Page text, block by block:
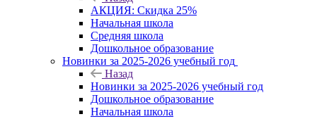
АКЦИЯ: Скидка 25%
Начальная школа
Средняя школа
Дошкольное образование
Новинки за 2025-2026 учебный год
Назад
Новинки за 2025-2026 учебный год
Дошкольное образование
Начальная школа